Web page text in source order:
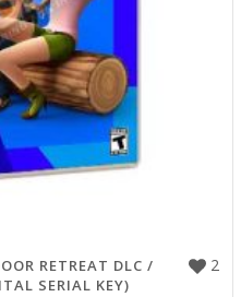
2
RETREAT DLC /
SERIAL KEY)